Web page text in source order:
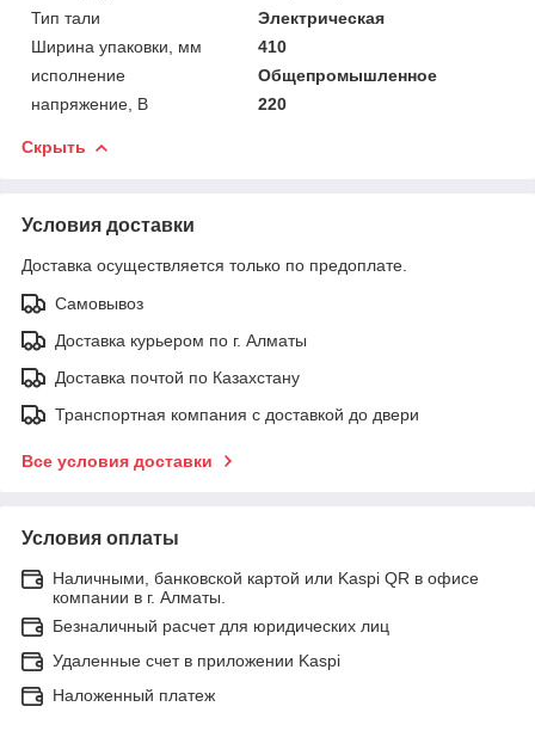
Тип тали
Электрическая
Ширина упаковки, мм
410
исполнение
Общепромышленное
напряжение, В
220
Скрыть
Условия доставки
Доставка осуществляется только по предоплате.
Самовывоз
Доставка курьером по г. Алматы
Доставка почтой по Казахстану
Транспортная компания с доставкой до двери
Все условия доставки
Условия оплаты
Наличными, банковской картой или Kaspi QR в офисе
компании в г. Алматы.
Безналичный расчет для юридических лиц
Удаленные счет в приложении Kaspi
Наложенный платеж